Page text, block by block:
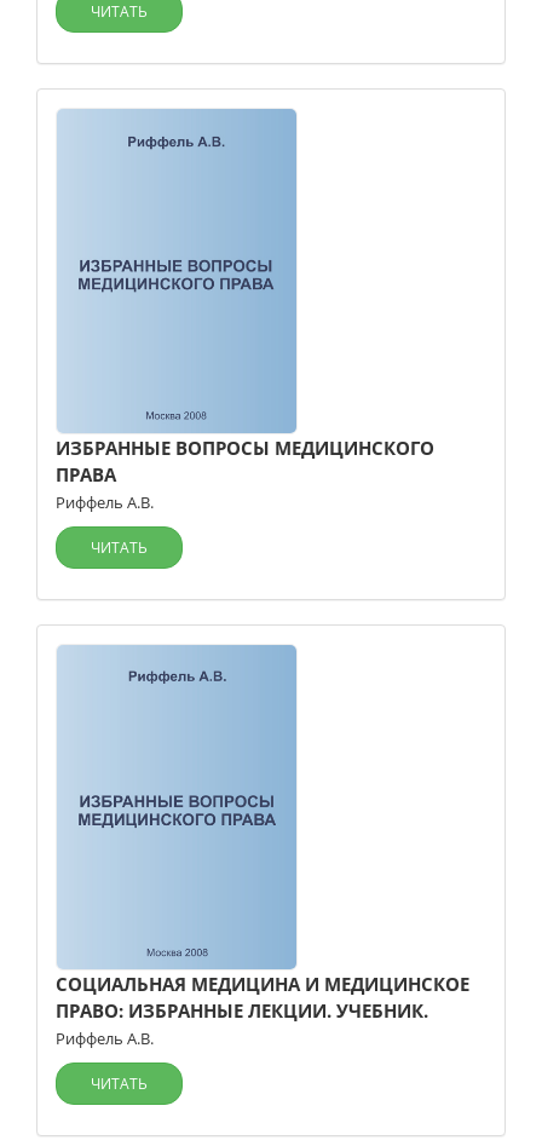
ЧИТАТЬ
ИЗБРАННЫЕ ВОПРОСЫ МЕДИЦИНСКОГО
ПРАВА
Риффель А.В.
ЧИТАТЬ
СОЦИАЛЬНАЯ МЕДИЦИНА И МЕДИЦИНСКОЕ
ПРАВО: ИЗБРАННЫЕ ЛЕКЦИИ. УЧЕБНИК.
Риффель А.В.
ЧИТАТЬ